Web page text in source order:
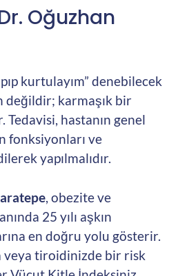
Oğuzhan
kurtulayım” denebilecek
değildir; karmaşık bir
Tedavisi, hastanın genel
fonksiyonları ve
yapılmalıdır.
, obezite ve
25 yılı aşkın
en doğru yolu gösterir.
veya tiroidinizde bir risk